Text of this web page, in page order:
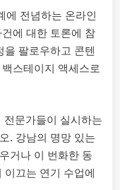
에 전념하는 온라인
에 대한 토론에 참
을 팔로우하고 콘텐
스테이지 액세스로
문가들이 실시하는
. 강남의 명망 있는
거나 이 번화한 동
이끄는 연기 수업에